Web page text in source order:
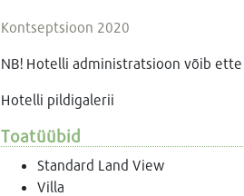
Kontseptsioon 2020
NB! Hotelli administratsioon võib
Hotelli pildigalerii
Toatüübid
Standard Land View
Villa